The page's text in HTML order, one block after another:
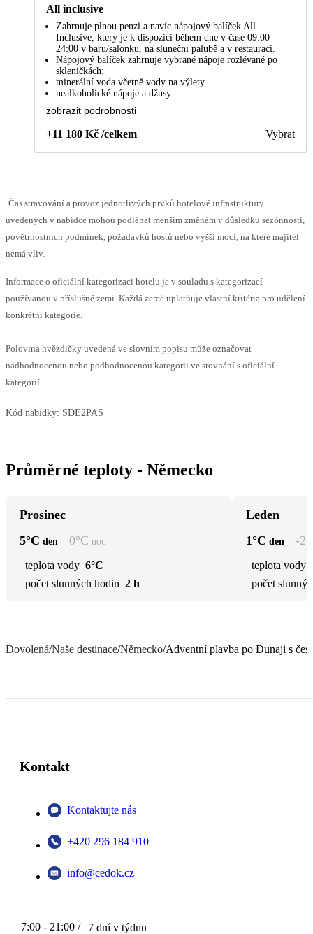
All inclusive
Zahrnuje plnou penzi a navíc nápojový balíček All
Inclusive, který je k dispozici během dne v čase 09:00–
24:00 v baru/salonku, na sluneční palubě a v restauraci.
Nápojový balíček zahrnuje vybrané nápoje rozlévané po
skleničkách:
minerální voda včetně vody na výlety
nealkoholické nápoje a džusy
zobrazit podrobnosti
+11 180 Kč /celkem Vybrat
Čas stravování a provoz jednotlivých prvků hotelové infrastruktury
uvedených v nabídce mohou podléhat menším změnám v důsledku sezónnosti,
povětrnostních podmínek, požadavků hostů nebo vyšší moci, na které majitel
nemá vliv.
Informace o oficiální kategorizaci hotelu je v souladu s kategorizací
používanou v příslušné zemi. Každá země uplatňuje vlastní kritéria pro udělení
konkrétní kategorie.
Polovina hvězdičky uvedená ve slovním popisu může označovat
nadhodnocenou nebo podhodnocenou kategorii ve srovnání s oficiální
kategorií.
Kód nabídky: SDE2PAS
Průměrné teploty - Německo
Prosinec
5°C den 0°C noc
teplota vody 6°C
počet slunných hodin 2 h
Leden
1°C den -2
teplota vody
počet
Dovolená/Naše destinace/Německo/Adventní plavba po Dunaji s
Kontakt
Kontaktujte nás
+420 296 184 910
info@cedok.cz
7:00 - 21:00 / 7 dní v týdnu